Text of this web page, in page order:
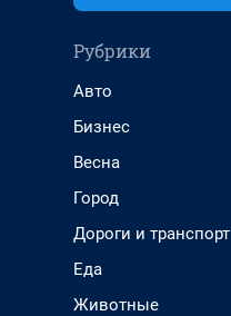
Рубрики
Авто
Бизнес
Весна
Город
Дороги и транспорт
Еда
Животные